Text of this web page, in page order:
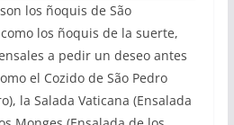
los ñoquis de São
los ñoquis de la suerte,
a pedir un deseo antes
el Cozido de São Pedro
la Salada Vaticana (Ensalada